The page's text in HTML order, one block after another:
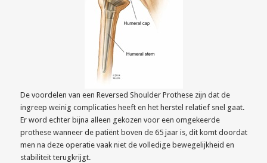
De voordelen van een Reversed Shoulder Prothese zijn dat de
ingreep weinig complicaties heeft en het herstel relatief snel gaat.
Er word echter bijna alleen gekozen voor een omgekeerde
prothese wanneer de patiënt boven de 65 jaar is, dit komt doordat
men na deze operatie vaak niet de volledige bewegelijkheid en
stabiliteit terugkrijgt.